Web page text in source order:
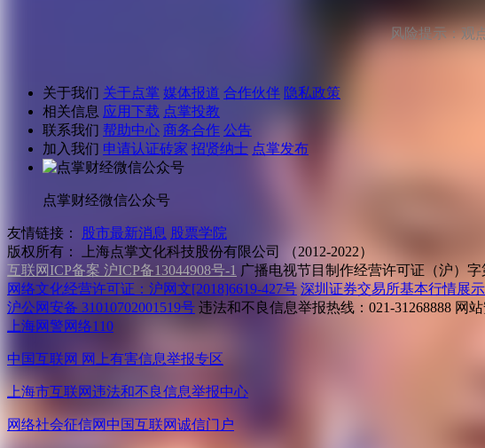
风险提示：观
关于我们 关于点掌 媒体报道 合作伙伴 隐私政策
相关信息 应用下载 点掌投教
联系我们 帮助中心 商务合作 公告
加入我们 申请认证砖家 招贤纳士 点掌发布
点掌财经微信公众号
友情链接： 股市最新消息 股票学院
版权所有：
上海点掌文化科技股份有限公司 （2012-2022）
互联网ICP备案 沪ICP备13044908号-1 广播电视节目制作经营许可证（沪）字
网络文化经营许可证：沪网文[2018]6619-427号 深圳证券交易所基本行情展
沪公网安备 31010702001519号 违法和不良信息举报热线：021-31268888 网
上海网警网络110
中国互联网 网上有害信息举报专区
上海市互联网违法和不良信息举报中心
网络社会征信网中国互联网诚信门户